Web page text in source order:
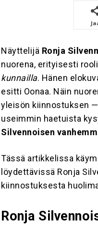
Näyttelijä Ronja
nuorena, erityisesti
kunnailla. Hänen
esitti Oonaa. Näin
yleisön kiinnostuksen
useimmin haetuista
Silvennoisen
Tässä artikkelissa
löydettävissä Ronja
kiinnostuksesta
Ronja